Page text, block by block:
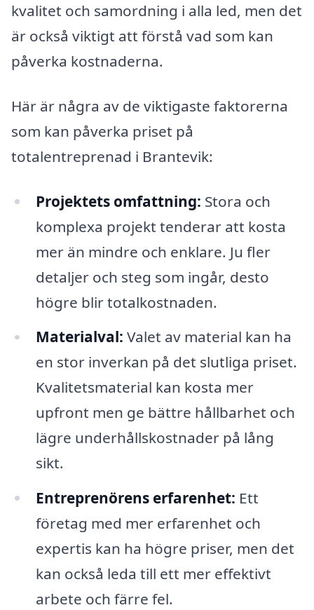
kvalitet och samordning i alla led, men det
är också viktigt att förstå vad som kan
påverka kostnaderna.
Här är några av de viktigaste faktorerna
som kan påverka priset på
totalentreprenad i Brantevik:
Projektets omfattning: Stora och
komplexa projekt tenderar att kosta
mer än mindre och enklare. Ju fler
detaljer och steg som ingår, desto
högre blir totalkostnaden.
Materialval: Valet av material kan ha
en stor inverkan på det slutliga priset.
Kvalitetsmaterial kan kosta mer
upfront men ge bättre hållbarhet och
lägre underhållskostnader på lång
sikt.
Entreprenörens erfarenhet: Ett
företag med mer erfarenhet och
expertis kan ha högre priser, men det
kan också leda till ett mer effektivt
arbete och färre fel.